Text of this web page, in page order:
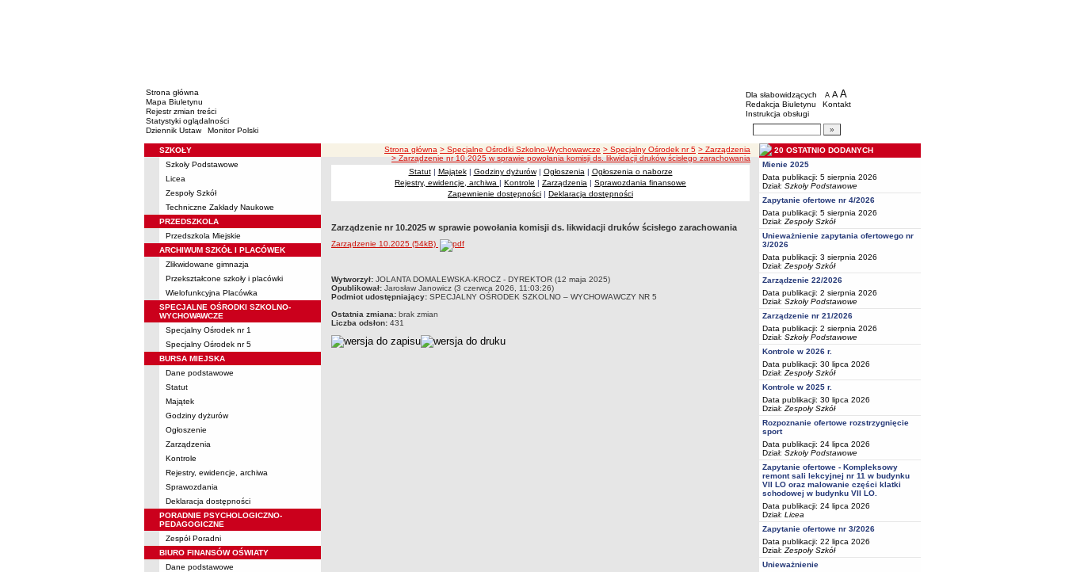
Strona główna
Mapa Biuletynu
Rejestr zmian treści
Statystyki oglądalności
Dziennik Ustaw
Monitor Polski
BIP - Oświata Częstochowa
Menu dodatkowe
Dla słabowidzących A pomniejsz czcionkę
A standardowy rozmiar czcionki
A
Redakcja Biuletynu
Kontakt
Instrukcja obsługi
Wyszukiwarka artykułów
Menu
SZKOŁY
Szkoły Podstawowe
Licea
Zespoły Szkół
Techniczne Zakłady Naukowe
PRZEDSZKOLA
Przedszkola Miejskie
ARCHIWUM SZKÓŁ I PLACÓWEK
Zlikwidowane gimnazja
Przekształcone szkoły i placówki
Wielofunkcyjna Placówka
SPECJALNE OŚRODKI SZKOLNO-
WYCHOWAWCZE
Specjalny Ośrodek nr 1
Specjalny Ośrodek nr 5
BURSA MIEJSKA
Dane podstawowe
Statut
Majątek
Godziny dyżurów
Ogłoszenie
Zarządzenia
Kontrole
Rejestry, ewidencje, archiwa
Sprawozdania
Deklaracja dostępności
PORADNIE PSYCHOLOGICZNO-
PEDAGOGICZNE
Zespół Poradni
BIURO FINANSÓW OŚWIATY
Dane podstawowe
ścieżka nawigacji
Strona główna > Specjalne Ośrodki Szkolno-Wychowawcze > Specjalny Ośrodek nr 5 > Zarządzenia
> Zarządzenie nr 10.2025 w sprawie powołania komisji ds. likwidacji druków ścisłego zarachowania
Statut| Majątek| Godziny dyżurów| Ogłoszenia | Ogłoszenia o naborze
Rejestry, ewidencje, archiwa | Kontrole | Zarządzenia | Sprawozdania finansowe
Zapewnienie dostępności | Deklaracja dostępności
Zarządzenie nr 10.2025 w sprawie powołania komisji ds. likwidacji druków ścisłego zarachowania
Zarządzenie 10.2025 (54kB)
metryczka
Wytworzył: JOLANTA DOMALEWSKA-KROCZ - DYREKTOR (12 maja 2025)
Opublikował: Jarosław Janowicz (3 czerwca 2026, 11:03:26)
Podmiot udostępniający: SPECJALNY OŚRODEK SZKOLNO – WYCHOWAWCZY NR 5
Ostatnia zmiana: brak zmian
Liczba odsłon: 431
20 OSTATNIO DODANYCH
Mienie 2025
Data publikacji: 5 sierpnia 2026
Dział: Szkoły Podstawowe
Zapytanie ofertowe nr 4/2026
Data publikacji: 5 sierpnia 2026
Dział: Zespoły Szkół
Unieważnienie zapytania ofertowego nr
3/2026
Data publikacji: 3 sierpnia 2026
Dział: Zespoły Szkół
Zarządzenie 22/2026
Data publikacji: 2 sierpnia 2026
Dział: Szkoły Podstawowe
Zarządzenie nr 21/2026
Data publikacji: 2 sierpnia 2026
Dział: Szkoły Podstawowe
Kontrole w 2026 r.
Data publikacji: 30 lipca 2026
Dział: Zespoły Szkół
Kontrole w 2025 r.
Data publikacji: 30 lipca 2026
Dział: Zespoły Szkół
Rozpoznanie ofertowe rozstrzygnięcie
sport
Data publikacji: 24 lipca 2026
Dział: Szkoły Podstawowe
Zapytanie ofertowe - Kompleksowy
remont sali lekcyjnej nr 11 w budynku
VII LO oraz malowanie części klatki
schodowej w budynku VII LO.
Data publikacji: 24 lipca 2026
Dział: Licea
Zapytanie ofertowe nr 3/2026
Data publikacji: 22 lipca 2026
Dział: Zespoły Szkół
Unieważnienie